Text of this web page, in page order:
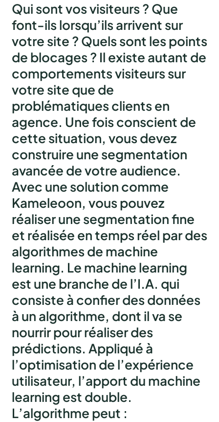
Qui sont vos visiteurs ? Que
font-ils lorsqu’ils arrivent sur
votre site ? Quels sont les points
de blocages ? Il existe autant de
comportements visiteurs sur
votre site que de
problématiques clients en
agence. Une fois conscient de
cette situation, vous devez
construire une segmentation
avancée de votre audience.
Avec une solution comme
Kameleoon, vous pouvez
réaliser une segmentation fine
et réalisée en temps réel pardes
algorithmes de machine
learning. Le machine learning
est une branche de l’I.A. qui
consiste à confier des données
à un algorithme, dont il va se
nourrir pour réaliser des
prédictions. Appliqué à
l’optimisation de l’expérience
utilisateur, l’apport du machine
learning est double.
L’algorithme peut :